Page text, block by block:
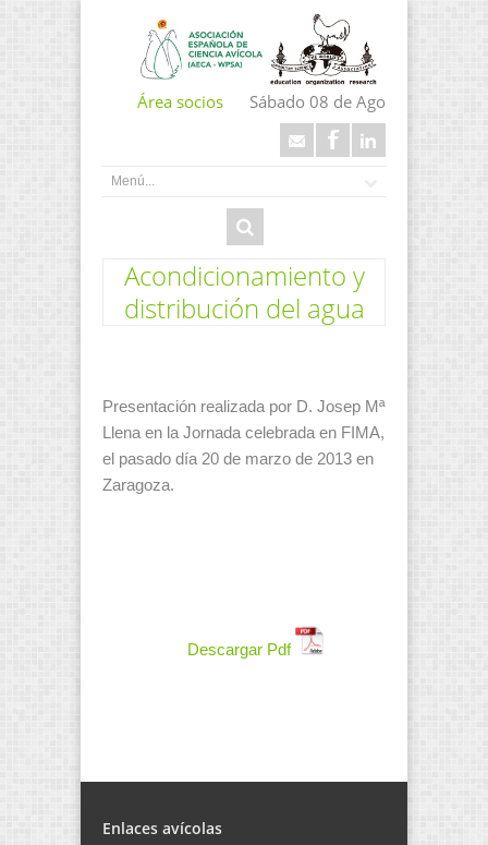
Área socios Sábado 08 de Ago
Acondicionamiento y
distribución del agua
Presentación realizada por D. Josep Mª
Llena en la Jornada celebrada en FIMA,
el pasado día 20 de marzo de 2013 en
Zaragoza.
Descargar Pdf
Enlaces avícolas